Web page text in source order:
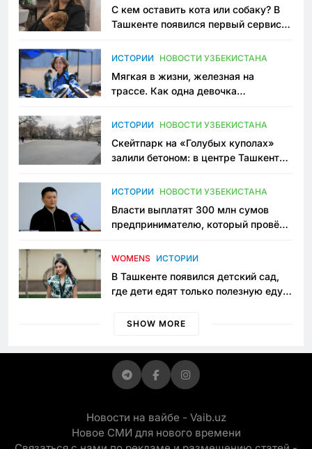
С кем оставить кота или собаку? В
Ташкенте появился первый сервис
ИСТОРИИ НОВОСТИ УЗБЕКИСТАНА
Мягкая в жизни, железная на
трассе. Как одна девочка
Узбекистане
ИСТОРИИ НОВОСТИ УЗБЕКИСТАНА
Скейтпарк на «Голубых куполах»
залили бетоном: в центре Ташкента
пространство
ИСТОРИИ НОВОСТИ УЗБЕКИСТАНА
Власти выплатят 300 млн сумов
предпринимателю, который провёл
приговору
WOMENS ИСТОРИИ
В Ташкенте появился детский сад,
где дети едят только полезную еду.
просить «кашу без сахара»
SHOW MORE
Новости на вайбе - Vaib.uz
Новое СМИ для нового времени